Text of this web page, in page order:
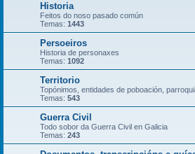
Historia
Feitos do noso pasado común
Temas: 1443
Persoeiros
Historia de personaxes
Temas: 1092
Territorio
Topónimos, entidades de poboación,
Temas: 543
Guerra Civil
Todo sobor da Guerra Civil en Galicia
Temas: 243